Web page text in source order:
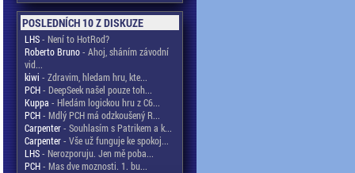
POSLEDNÍCH 10 Z DISKUZE
LHS- Není to HotRod?
Roberto Bruno- Ahoj, sháním závodní
vid...
kiwi - Zdravim, hledam hru, kte...
PCH- DeepSeek našel pouze toh...
Kuppa - Hledám logickou hru z C6...
PCH- Mdlý PCH má odzkoušený R...
Carpenter- Souhlasím s Patrikem a k...
Carpenter- Vše už funguje ke spokoj...
LHS- Nerozporuju. Jen mě poba...
PCH- Mas dve moznosti. 1. bu...